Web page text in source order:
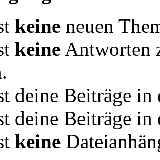
keine neuen
keine Antworten
deine Beiträge
deine Beiträge
keine